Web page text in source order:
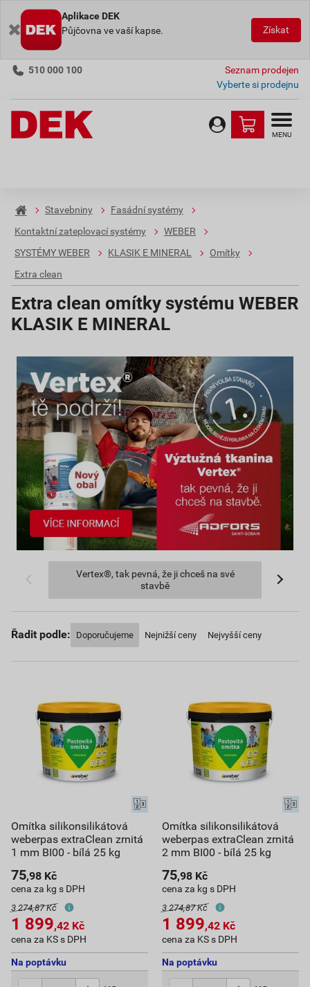
Aplikace DEK
Půjčovna ve vaší kapse.
Získat
510 000 100
Seznam prodejen
Vyberte si prodejnu
MENU
Stavebniny
Fasádní systémy
Kontaktní zateplovací systémy
WEBER
SYSTÉMY WEBER
KLASIK E MINERAL
Omítky
Extra clean
Extra clean omítky systému WEBER
KLASIK E MINERAL
Katalog Stavebnin DEK a Rekonstrukce
Řadit podle: Doporučujeme Nejnižší ceny Nejvyšší ceny
Omítka silikonsilikátová
weberpas extraClean zrnitá
1 mm BI00 - bílá 25 kg
75,98 Kč
cena za kg s DPH
3 274,87 Kč
1 899,42 Kč
cena za KS s DPH
Na poptávku
Omítka silikonsilikátová
weberpas extraClean zrnitá
2 mm BI00 - bílá 25 kg
75,98 Kč
cena za kg s DPH
3 274,87 Kč
1 899,42 Kč
cena za KS s DPH
Na poptávku